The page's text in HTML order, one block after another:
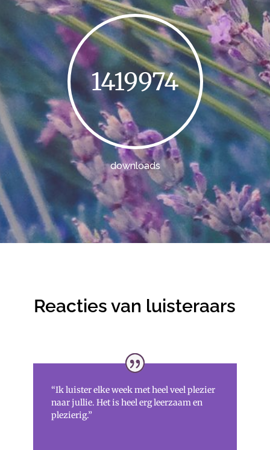
1419974
downloads
Reacties van luisteraars
“Ik luister elke week met heel veel plezier
naar jullie. Het is heel erg leerzaam en
plezierig.”